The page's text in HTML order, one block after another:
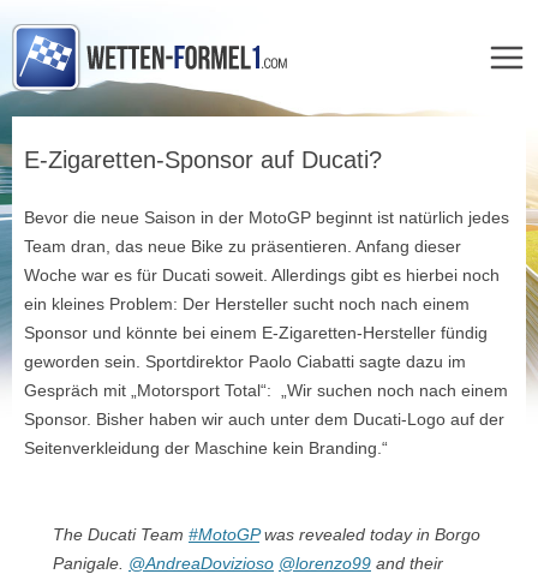
springen
E-Zigaretten-Sponsor auf Ducati?
Bevor die neue Saison in der MotoGP beginnt ist natürlich jedes
Team dran, das neue Bike zu präsentieren. Anfang dieser
Woche war es für Ducati soweit. Allerdings gibt es hierbei noch
ein kleines Problem: Der Hersteller sucht noch nach einem
Sponsor und könnte bei einem E-Zigaretten-Hersteller fündig
geworden sein. Sportdirektor Paolo Ciabatti sagte dazu im
Gespräch mit „Motorsport Total“: „Wir suchen noch nach einem
Sponsor. Bisher haben wir auch unter dem Ducati-Logo auf der
Seitenverkleidung der Maschine kein Branding.“
The Ducati Team #MotoGPwas revealed today in Borgo
Panigale. @AndreaDovizioso @lorenzo99 and their